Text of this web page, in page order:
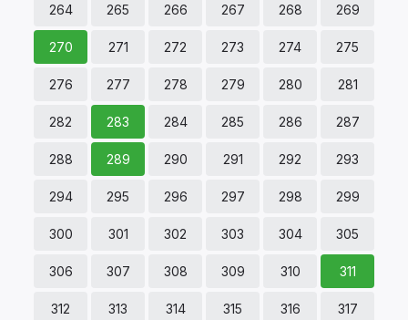
264 265 266 267 268 269
270 271 272 273 274 275
276 277 278 279 280 281
282 283 284 285 286 287
288 289 290 291 292 293
294 295 296 297 298 299
300 301 302 303 304 305
306 307 308 309 310 311
312 313 314 315 316 317